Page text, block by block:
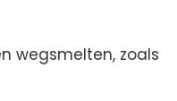
wegsmelten, zoals